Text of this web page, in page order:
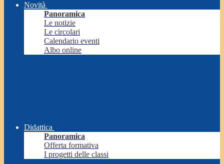
Novità
Panoramica
Le notizie
Le circolari
Calendario eventi
Albo online
Didattica
Panoramica
Offerta formativa
I progetti delle classi